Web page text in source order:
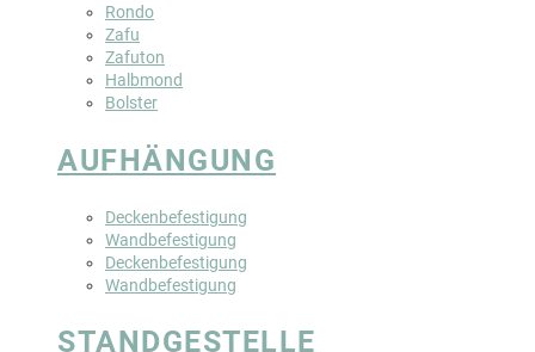
Rondo
Zafu
Zafuton
Halbmond
Bolster
AUFHÄNGUNG
Deckenbefestigung
Wandbefestigung
Deckenbefestigung
Wandbefestigung
STANDGESTELLE